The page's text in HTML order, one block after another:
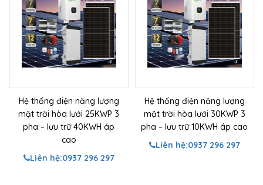
Hệ thống điện năng lượng
mặt trời hòa lưới 25KWP 3
pha – lưu trữ 40KWH áp
cao
Liên hệ:0937 296 297
Hệ thống điện năng lượng
mặt trời hòa lưới 30KWP 3
pha – lưu trữ 10KWH áp cao
Liên hệ:0937 296 297